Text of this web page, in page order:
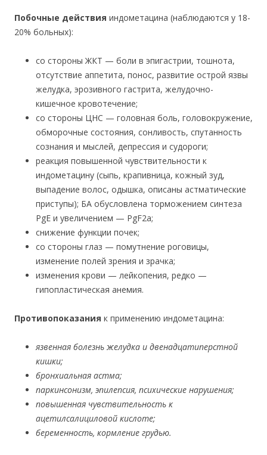
Побочные действия индометацина (наблюдаются у 18-
20% больных):
со стороны ЖКТ — боли в эпигастрии, тошнота,
отсутствие аппетита, понос, развитие острой язвы
желудка, эрозивного гастрита, желудочно-
кишечное кровотечение;
со стороны ЦНС — головная боль, головокружение,
обморочные состояния, сонливость, спутанность
сознания и мыслей, депрессия и судороги;
реакция повышенной чувствительности к
индометацину (сыпь, крапивница, кожный зуд,
выпадение волос, одышка, описаны астматические
приступы); БА обусловлена торможением синтеза
PgE и увеличением — PgF2a;
снижение функции почек;
со стороны глаз — помутнение роговицы,
изменение полей зрения и зрачка;
изменения крови — лейкопения, редко —
гипопластическая анемия.
Противопоказания к применению индометацина:
язвенная болезнь желудка и двенадцатиперстной
кишки;
бронхиальная астма;
паркинсонизм, эпилепсия, психические нарушения;
повышенная чувствительность к
ацетилсалициловой кислоте;
беременность, кормление грудью.